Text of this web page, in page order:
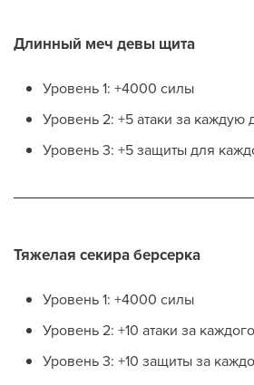
Длинный меч девы щита
Уровень 1: +4000 силы
Уровень 2: +5 атаки за каждую
Уровень 3: +5 защиты для
Тяжелая секира берсерка
Уровень 1: +4000 силы
Уровень 2: +10 атаки за
Уровень 3: +10 защиты за